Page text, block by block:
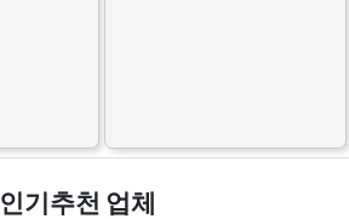
인기추천 업체